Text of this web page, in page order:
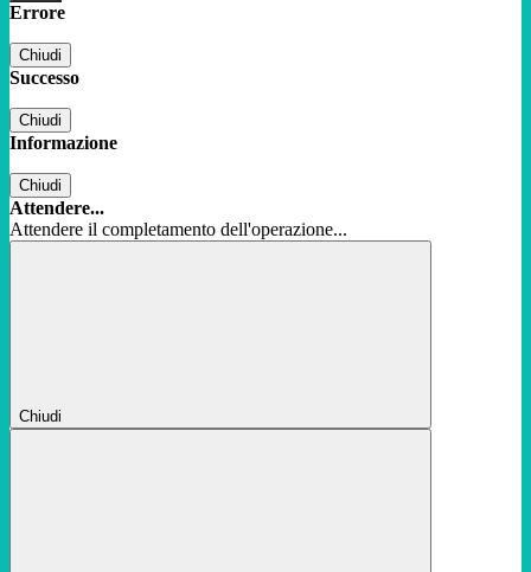
Errore
Chiudi
Successo
Chiudi
Informazione
Chiudi
Attendere...
Attendere il completamento dell'operazione...
Chiudi